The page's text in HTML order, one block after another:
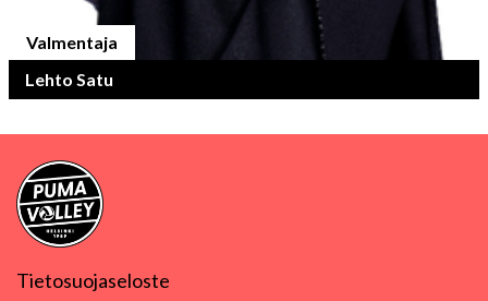
Valmentaja
Lehto Satu
Tietosuojaseloste